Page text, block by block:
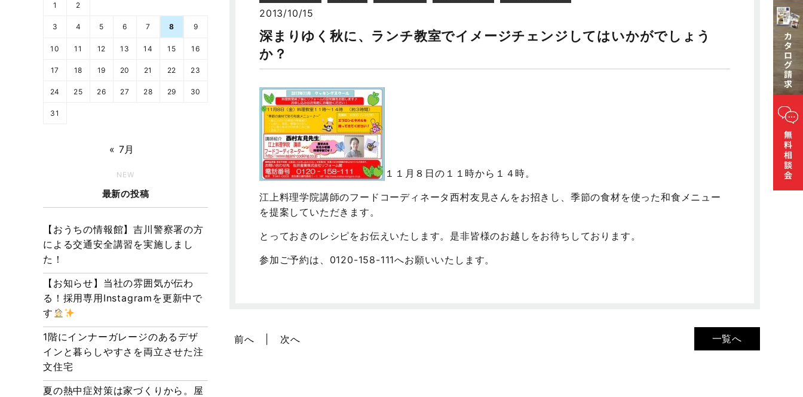
2013/10/15
深まりゆく秋に、ランチ教室でイメージチェンジしてはいかがでしょう
か？
１１月８日の１１時から１４時。
江上料理学院講師のフードコーディネータ西村友見さんをお招きし、季節の食材を使った和食メニュー
を提案していただきます。
とっておきのレシピをお伝えいたします。是非皆様のお越しをお待ちしております。
参加ご予約は、0120-158-111へお願いいたします。
一覧へ
前へ 次へ
1 2
3 4 5 6 7 8 9
10 11 12 13 14 15 16
17 18 19 20 21 22 23
24 25 26 27 28 29 30
31
« 7月
NEW
最新の投稿
【おうちの情報館】吉川警察署の方
による交通安全講習を実施しまし
た！
【お知らせ】当社の雰囲気が伝わ
る！採用専用Instagramを更新中で
す
1階にインナーガレージのあるデザ
インと暮らしやすさを両立させた注
文住宅
夏の熱中症対策は家づくりから。屋